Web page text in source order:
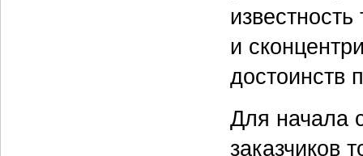
и
достоинств
Для начала
заказчиков